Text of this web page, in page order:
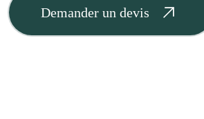
Demander un devis